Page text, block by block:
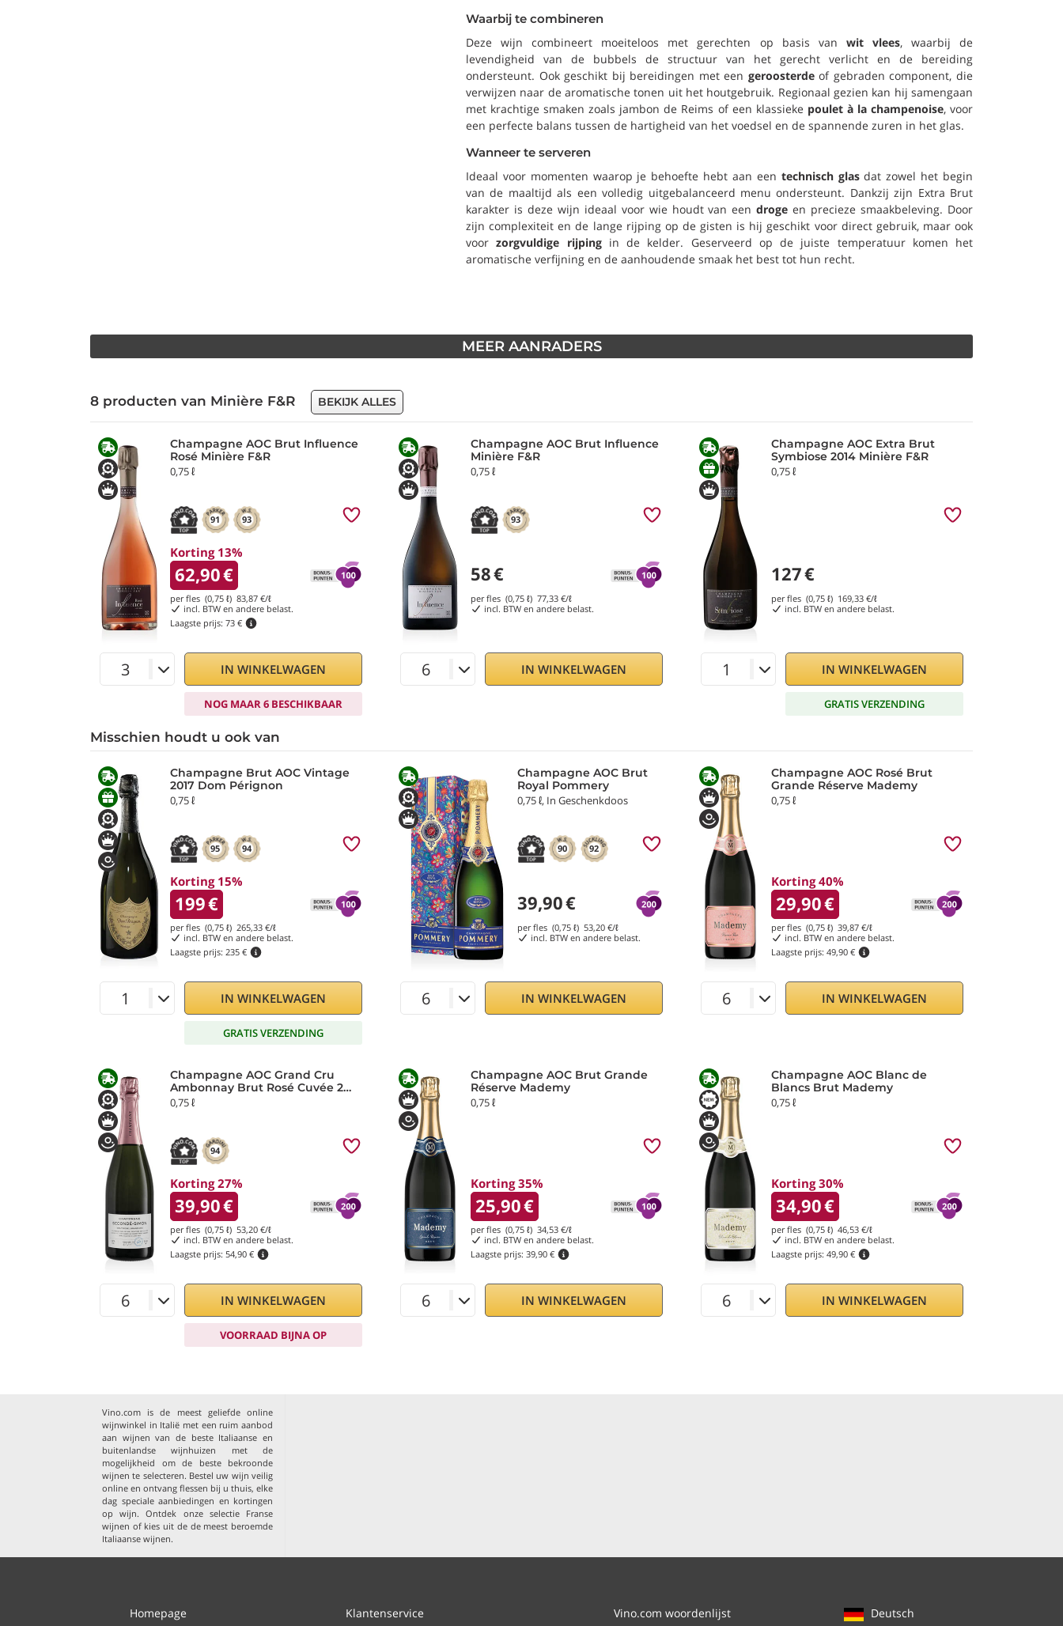
Waarbij te combineren
Deze wijn combineert moeiteloos met gerechten op basis van wit vlees, waarbij de
levendigheid van de bubbels de structuur van het gerecht verlicht en de bereiding
ondersteunt. Ook geschikt bij bereidingen met een geroosterdeof gebraden component, die
verwijzen naar de aromatische tonen uit het houtgebruik. Regionaal gezien kan hij samengaan
met krachtige smaken zoals jambon de Reims of een klassieke poulet à la champenoise, voor
een perfecte balans tussen de hartigheid van het voedsel en de spannende zuren in het glas.
Wanneer te serveren
Ideaal voor momenten waarop je behoefte hebt aan een technisch glasdat zowel het begin
van de maaltijd als een volledig uitgebalanceerd menu ondersteunt. Dankzij zijn Extra Brut
karakter is deze wijn ideaal voor wie houdt van eendroge en precieze smaakbeleving. Door
zijn complexiteit en de lange rijping op de gisten is hij geschikt voor direct gebruik, maar ook
voorzorgvuldige rijpingin de kelder. Geserveerd op de juiste temperatuur komen het
aromatische verfijning en de aanhoudende smaak het best tot hun recht.
MEER AANRADERS
8 producten van Minière F&R BEKIJK ALLES
Champagne AOC Brut Influence
Rosé Minière F&R
0,75 ℓ
91 93
Korting 13%
62,90€
per fles (0,75 ℓ) 83,87 €/ℓ
incl. BTW en andere belast.
Laagste prijs: 73 €
IN WINKELWAGEN
NOG MAAR 6 BESCHIKBAAR
Champagne AOC Brut Influence
Minière F&R
0,75 ℓ
93
58€
per fles (0,75 ℓ) 77,33 €/ℓ
incl. BTW en andere belast.
IN WINKELWAGEN
Champagne AOC Extra Brut
Symbiose 2014 Minière F&R
0,75 ℓ
127€
per fles (0,75 ℓ) 169,33 €/ℓ
incl. BTW en andere belast.
IN WINKELWAGEN
GRATIS VERZENDING
Misschien houdt u ook van
Champagne Brut AOC Vintage
2017 Dom Pérignon
0,75 ℓ
95 94
Korting 15%
199€
per fles (0,75 ℓ) 265,33 €/ℓ
incl. BTW en andere belast.
Laagste prijs: 235 €
IN WINKELWAGEN
GRATIS VERZENDING
Champagne AOC Brut
Royal Pommery
0,75 ℓ, In Geschenkdoos
90 92
39,90€
per fles (0,75 ℓ)53,20 €/ℓ
incl. BTW en andere belast.
IN WINKELWAGEN
Champagne AOC Rosé Brut
Grande Réserve Mademy
0,75 ℓ
Korting 40%
29,90€
per fles (0,75 ℓ) 39,87 €/ℓ
incl. BTW en andere belast.
Laagste prijs: 49,90 €
IN WINKELWAGEN
Champagne AOC Grand Cru
Ambonnay Brut Rosé Cuvée 2
Secondé Simon Laurier
0,75 ℓ
94
Korting 27%
39,90€
per fles (0,75 ℓ) 53,20 €/ℓ
incl. BTW en andere belast.
Laagste prijs: 54,90 €
IN WINKELWAGEN
VOORRAAD BIJNA OP
Champagne AOC Brut Grande
Réserve Mademy
0,75 ℓ
Korting 35%
25,90€
per fles (0,75 ℓ) 34,53 €/ℓ
incl. BTW en andere belast.
Laagste prijs: 39,90 €
IN WINKELWAGEN
Champagne AOC Blanc de
Blancs Brut Mademy
0,75 ℓ
Korting 30%
34,90€
per fles (0,75 ℓ) 46,53 €/ℓ
incl. BTW en andere belast.
Laagste prijs: 49,90 €
IN WINKELWAGEN
Vino.com is de meest geliefde online
wijnwinkel in Italië met een ruim aanbod
aan wijnen van de beste Italiaanse en
buitenlandse wijnhuizen met de
mogelijkheid om de beste bekroonde
wijnen te selecteren. Bestel uw wijn veilig
online en ontvang flessen bij u thuis, elke
dag speciale aanbiedingen en kortingen
op wijn. Ontdek onze selectie Franse
wijnen of kies uit de de meest beroemde
Italiaanse wijnen.
Homepage
Klantenservice
Vino.com woordenlijst
Deutsch